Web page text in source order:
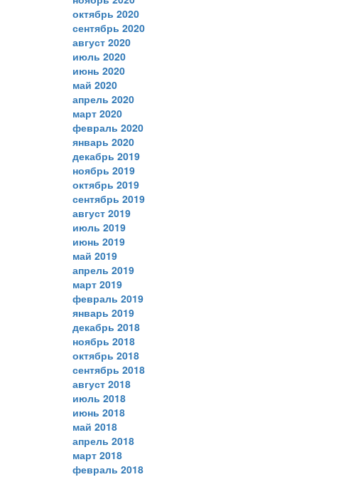
октябрь 2020
сентябрь 2020
август 2020
июль 2020
июнь 2020
май 2020
апрель 2020
март 2020
февраль 2020
январь 2020
декабрь 2019
ноябрь 2019
октябрь 2019
сентябрь 2019
август 2019
июль 2019
июнь 2019
май 2019
апрель 2019
март 2019
февраль 2019
январь 2019
декабрь 2018
ноябрь 2018
октябрь 2018
сентябрь 2018
август 2018
июль 2018
июнь 2018
май 2018
апрель 2018
март 2018
февраль 2018